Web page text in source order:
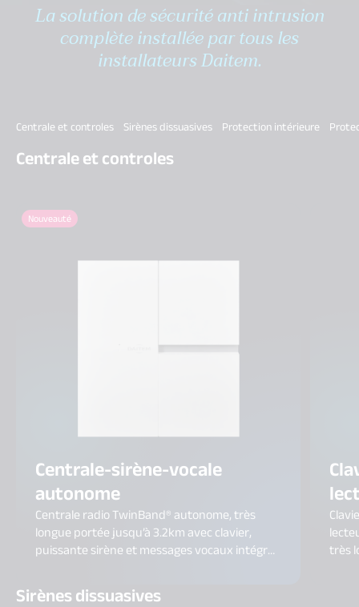
La solution de sécurité anti intrusion
complète installée par tous les
installateurs Daitem.
Centrale et controles Sirènes dissuasives Protection intérieure
Centrale et controles
Nouveauté
Centrale-sirène-vocale
autonome
Centrale radio TwinBand® autonome, très
longue portée jusqu’à 3.2km avec clavier,
puissante sirène et messages vocaux intégrés très
Sirènes dissuasives